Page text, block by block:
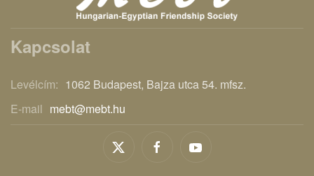
Kapcsolat
Levélcím: 1062 Budapest, Bajza utca 54. mfsz.
E-mail mebt@mebt.hu